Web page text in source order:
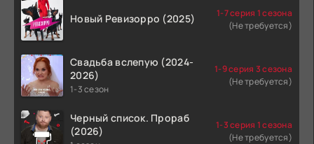
Новый Ревизорро (2025)
1-7 серия 1 сезона
(Не требуется)
Свадьба вслепую (2024-
2026)
1-3 сезон
1-9 серия 3 сезона
(Не требуется)
Черный список. Прораб
(2026)
1-3 серия 1 сезона
(Не требуется)